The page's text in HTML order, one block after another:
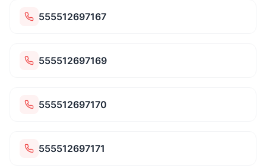
555512697167
555512697169
555512697170
555512697171